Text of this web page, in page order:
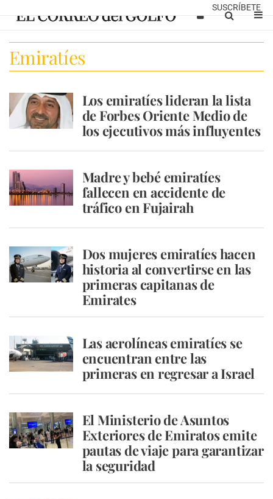
SUSCRÍBETE
Emiratíes
Los emiratíes lideran la lista
de Forbes Oriente Medio de
los ejecutivos más influyentes
Madre y bebé emiratíes
fallecen en accidente de
tráfico en Fujairah
Dos mujeres emiratíes hacen
historia al convertirse en las
primeras capitanas de
Emirates
Las aerolíneas emiratíes se
encuentran entre las
primeras en regresar a Israel
El Ministerio de Asuntos
Exteriores de Emiratos emite
pautas de viaje para garantizar
la seguridad